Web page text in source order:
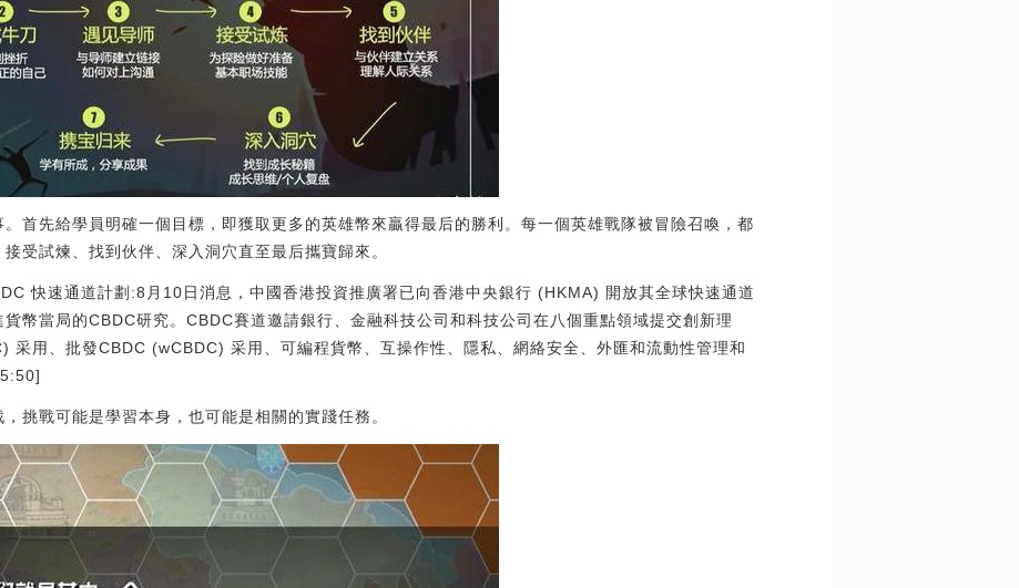
首先給學員明確一個目標，即獲取更多的英雄幣來贏得最后的勝利。每一個英雄戰隊被冒險召喚，都
受試煉、找到伙伴、深入洞穴直至最后攜寶歸來。
快速通道計劃:8月10日消息，中國香港投資推廣署已向香港中央銀行 (HKMA) 開放其全球快速通道
幣當局的CBDC研究。CBDC賽道邀請銀行、金融科技公司和科技公司在八個重點領域提交創新理
采用、批發CBDC (wCBDC) 采用、可編程貨幣、互操作性、隱私、網絡安全、外匯和流動性管理和
挑戰可能是學習本身，也可能是相關的實踐任務。